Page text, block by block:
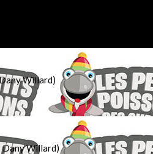
Willard)
Dany Willard)